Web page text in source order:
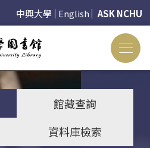
中興大學 English ASK NCHU
館藏查詢
資料庫檢索